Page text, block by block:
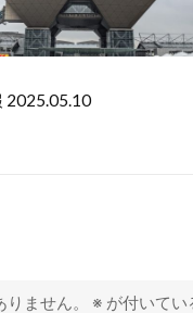
2025.05.10
ません。 ※ が付いてい